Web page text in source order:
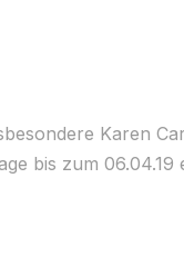
Karen
bis zum 06.04.19